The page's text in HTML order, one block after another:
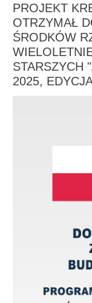
PROJEKT
OTRZYMAŁ
ŚRODKÓW
STARSZYCH
2025,